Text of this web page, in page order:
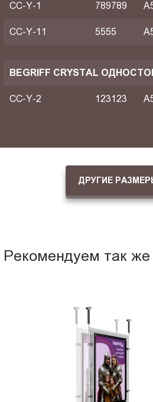
CC-Y-1 789789
CC-Y-11 5555
BEGRIFF CRYSTAL
CC-Y-2 123123
ДРУГИЕ
Рекомендуем так же